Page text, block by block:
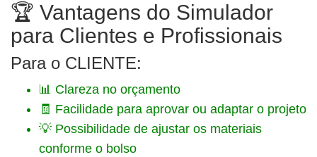
🏆 Vantagens do Simulador
para Clientes e Profissionais
Para o CLIENTE:
📊 Clareza no orçamento
🧾 Facilidade para aprovar ou adaptar o projeto
💡 Possibilidade de ajustar os materiais
conforme o bolso